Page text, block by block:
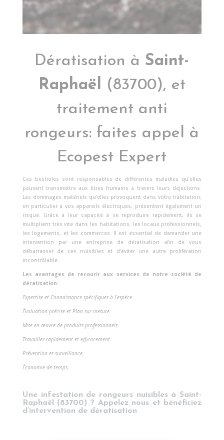
Dératisation à Saint-
Raphaël (83700), et
traitement anti
rongeurs: faites appel à
Ecopest Expert
Ces bestioles sont responsables de différentes maladies qu’elles
peuvent transmettre aux êtres humains à travers leurs déjections.
Les dommages matériels qu’elles provoquent dans votre habitation,
en particulier à vos appareils électriques, présentent également un
risque. Grâce à leur capacité à se reproduire rapidement, ils se
multiplient très vite dans les habitations, les locaux professionnels,
les logements, et les commerces. Il est essentiel de demander une
intervention par une entreprise de dératisation afin de vous
débarrasser de ces nuisibles et d’éviter une autre prolifération
incontrôlable.
Les avantages de recourir aux services de notre société de
dératisation:
Expertise et Connaissance spécifiques à l’espèce
Évaluation précise et Plan sur mesure
Mise en œuvre de produits professionnels
Travailler rapidement et efficacement.
Prévention et surveillance.
Économie de temps.
Une infestation de rongeurs nuisibles à Saint-
Raphaël (83700) ? Appelez nous et bénéficiez
d’intervention de dératisation